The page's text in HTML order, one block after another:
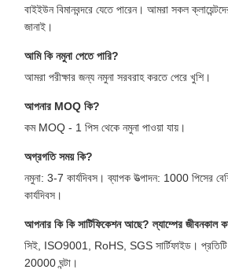
বাইইউন বিমানবন্দরে যেতে পারেন। আমরা সকল
জানাই।
আমি কি নমুনা পেতে পারি?
আমরা পরীক্ষার জন্য নমুনা সরবরাহ করতে পেরে খুশি।
আপনার MOQ কি?
কম MOQ - 1 পিস থেকে নমুনা পাওয়া যায়।
অগ্রগতি সময় কি?
নমুনা: 3-7 কার্যদিবস। ব্যাপক উত্পাদন: 1000 পিসের
কার্যদিবস।
আপনার কি কি সার্টিফিকেশন আছে? ল্যাম্পের জীবনকাল
সিই, ISO9001, RoHS, SGS সার্টিফাইড। প্রতিটি
20000 ঘন্টা।